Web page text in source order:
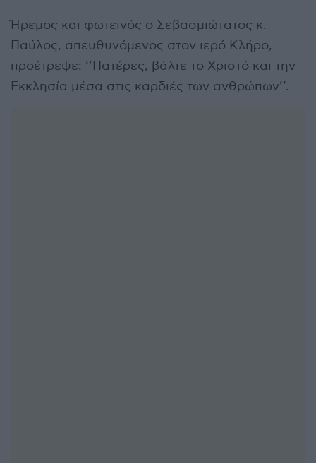
Ήρεμος και φωτεινός ο Σεβασμιώτατος κ.
Παύλος, απευθυνόμενος στον ιερό Κλήρο,
προέτρεψε: ‘’Πατέρες, βάλτε το Χριστό και την
Εκκλησία μέσα στις καρδιές των ανθρώπων’’.